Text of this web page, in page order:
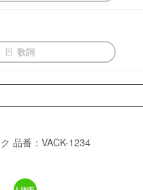
歌詞
品番：VACK-1234